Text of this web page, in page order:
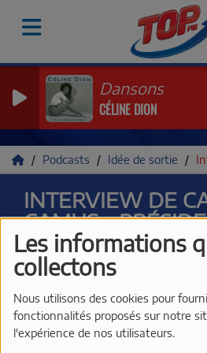
Les informations
collectons
Nous utilisons des cookies pour
fonctionnalités proposés sur notre
l'expérience de nos utilisateurs.
Dansons
CÉLINE DION
Podcasts Idée de sortie
INTERVIEW DE
CAMUS -
JUST'SANARY